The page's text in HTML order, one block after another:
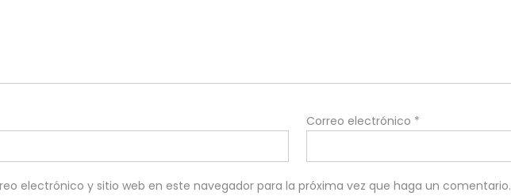
Correo electrónico *
electrónico y sitio web en este navegador para la próxima vez que haga un comentario.